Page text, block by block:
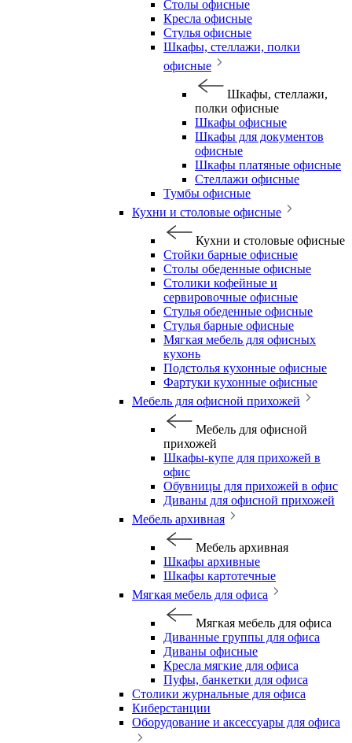
Столы офисные
Кресла офисные
Стулья офисные
Шкафы, стеллажи, полки
офисные
Шкафы, стеллажи,
полки офисные
Шкафы офисные
Шкафы для документов
офисные
Шкафы платяные офисные
Стеллажи офисные
Тумбы офисные
Кухни и столовые офисные
Кухни и столовые офисные
Стойки барные офисные
Столы обеденные офисные
Столики кофейные и
сервировочные офисные
Стулья обеденные офисные
Стулья барные офисные
Мягкая мебель для офисных
кухонь
Подстолья кухонные офисные
Фартуки кухонные офисные
Мебель для офисной прихожей
Мебель для офисной
прихожей
Шкафы-купе для прихожей в
офис
Обувницы для прихожей в офис
Диваны для офисной прихожей
Мебель архивная
Мебель архивная
Шкафы архивные
Шкафы картотечные
Мягкая мебель для офиса
Мягкая мебель для офиса
Диванные группы для офиса
Диваны офисные
Кресла мягкие для офиса
Пуфы, банкетки для офиса
Столики журнальные для офиса
Киберстанции
Оборудование и аксессуары для офиса